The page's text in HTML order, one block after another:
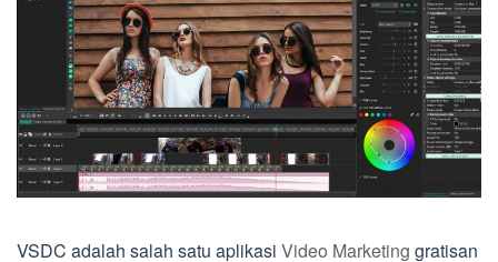
VSDC adalah salah satu aplikasi Video Marketing gratisan